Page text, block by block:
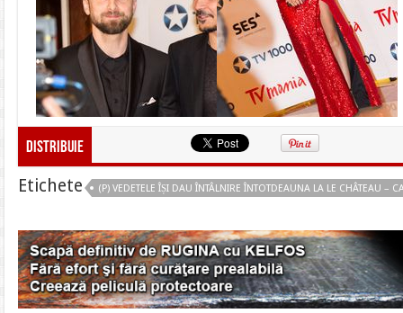
Distribuie
Etichete (P) VEDETELE ÎȘI DAU ÎNTÂLNIRE ÎNTOTDEAUNA LA LE CHÂTEAU –